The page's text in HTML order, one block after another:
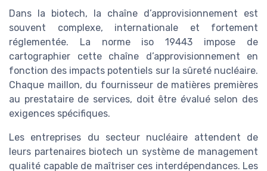
Dans la biotech, la chaîne d’approvisionnement est
souvent complexe, internationale et fortement
réglementée. La norme iso 19443 impose de
cartographier cette chaîne d’approvisionnement en
fonction des impacts potentiels sur la sûreté nucléaire.
Chaque maillon, du fournisseur de matières premières
au prestataire de services, doit être évalué selon des
exigences spécifiques.
Les entreprises du secteur nucléaire attendent de
leurs partenaires biotech un système de management
qualité capable de maîtriser ces interdépendances. Les